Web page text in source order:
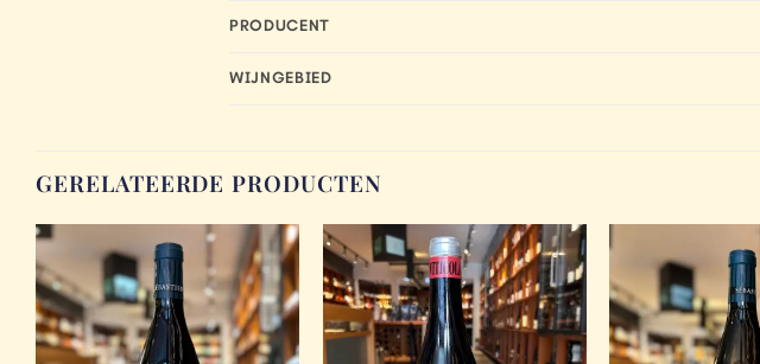
PRODUCENT
WIJNGEBIED
GERELATEERDE PRODUCTEN
Add to
Wishlist
Add to
Wishlist